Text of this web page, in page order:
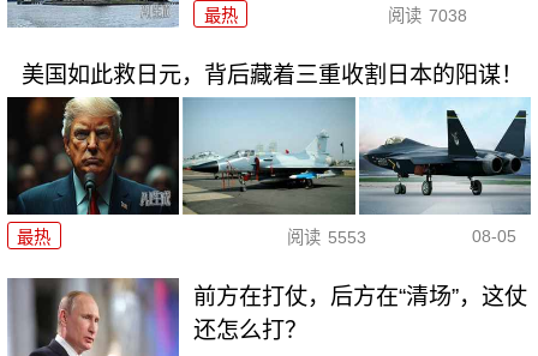
最热 阅读 7038
美国如此救日元，背后藏着三重收割日本的阳谋！
最热 阅读 5553 08-05
前方在打仗，后方在“清场”，这仗
还怎么打？